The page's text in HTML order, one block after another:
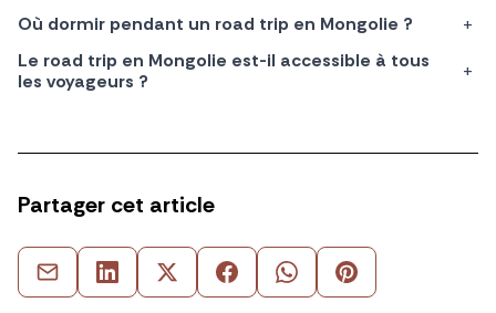
Où dormir pendant un road trip en Mongolie ?
+
Le road trip en Mongolie est-il accessible à tous
les voyageurs ?
+
Partager cet article